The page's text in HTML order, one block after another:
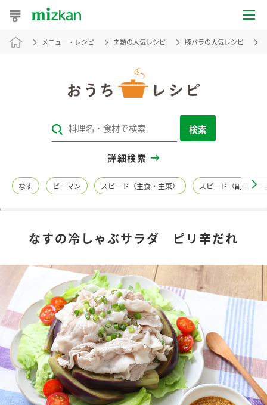
おうちレシピ
レシピカテゴリ一覧
レシピ名特集
商品情報
商品カテゴリ
酢 調味酢
お酢ドリンク ぽん酢
新商品一覧
キャンペーン情報
ブランド・スペシャルサイト
ブランド・スペシャルサイト トップ
メニュー・レシピ 肉類の人気レシピ 豚バラの人気レシピ
検索
詳細検索
なす ピーマン スピード（主食・主菜） スピード（副菜・つ
なすの冷しゃぶサラダ ピリ辛だれ